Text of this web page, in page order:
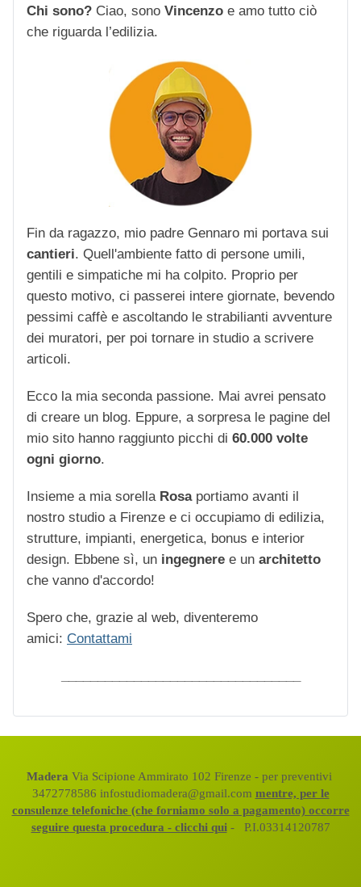
Chi sono? Ciao, sono Vincenzo e amo tutto ciò
che riguarda l’edilizia.
Fin da ragazzo, mio padre Gennaro mi portava sui
cantieri. Quell'ambiente fatto di persone umili,
gentili e simpatiche mi ha colpito. Proprio per
questo motivo, ci passerei intere giornate, bevendo
pessimi caffè e ascoltando le strabilianti avventure
dei muratori, per poi tornare in studio a scrivere
articoli.
Ecco la mia seconda passione. Mai avrei pensato
di creare un blog. Eppure, a sorpresa le pagine del
mio sito hanno raggiunto picchi di 60.000 volte
ogni giorno.
Insieme a mia sorella Rosaportiamo avanti il
nostro studio a Firenze e ci occupiamo di edilizia,
strutture, impianti, energetica, bonus e interior
design. Ebbene sì, un ingegnere e un architetto
che vanno d'accordo!
Spero che, grazie al web, diventeremo
amici: Contattami
Madera Via Scipione Ammirato 102 Firenze - per preventivi
3472778586 infostudiomadera@gmail.com mentre, per le
consulenze telefoniche (che forniamo solo a pagamento) occorre
seguire questa procedura - clicchi qui - P.I.03314120787